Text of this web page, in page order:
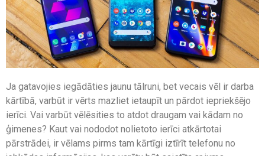
Ja gatavojies iegādāties jaunu tālruni, bet vecais vēl ir darba
kārtībā, varbūt ir vērts mazliet ietaupīt un pārdot iepriekšējo
ierīci. Vai varbūt vēlēsities to atdot draugam vai kādam no
ģimenes? Kaut vai nododot nolietoto ierīci atkārtotai
pārstrādei, ir vēlams pirms tam kārtīgi iztīrīt telefonu no